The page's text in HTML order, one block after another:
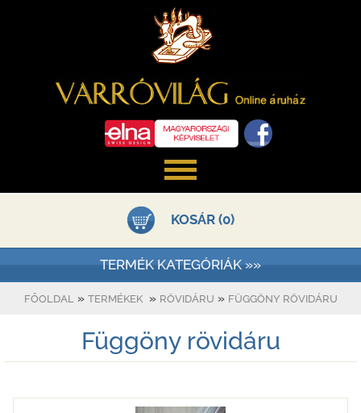
KOSÁR (0)
TERMÉK KATEGÓRIÁK »»
FŐOLDAL » TERMÉKEK » RÖVIDÁRU » FÜGGÖNY RÖVIDÁRU
Függöny rövidáru